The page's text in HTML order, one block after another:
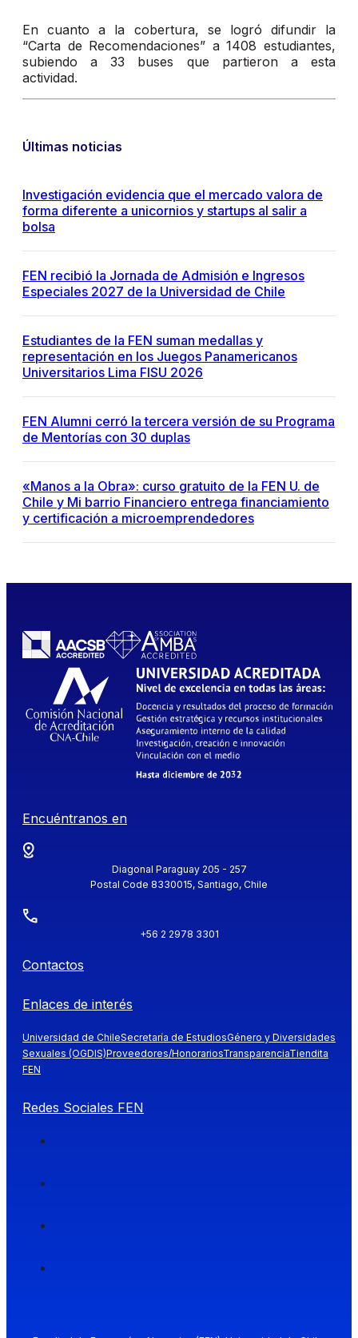
En cuanto a la cobertura, se logró difundir la
“Carta de Recomendaciones” a 1408 estudiantes,
subiendo a 33 buses que partieron a esta
actividad.
Últimas noticias
Investigación evidencia que el mercado valora de
forma diferente a unicornios y startups al salir a
bolsa
FEN recibió la Jornada de Admisión e Ingresos
Especiales 2027 de la Universidad de Chile
Estudiantes de la FEN suman medallas y
representación en los Juegos Panamericanos
Universitarios Lima FISU 2026
FEN Alumni cerró la tercera versión de su Programa
de Mentorías con 30 duplas
«Manos a la Obra»: curso gratuito de la FEN U. de
Chile y Mi barrio Financiero entrega financiamiento
y certificación a microemprendedores
Encuéntranos en
Diagonal Paraguay 205 - 257
Postal Code 8330015, Santiago, Chile
+56 2 2978 3301
Contactos
Enlaces de interés
Universidad de ChileSecretaría de EstudiosGénero y Diversidades
Sexuales (OGDIS)Proveedores/HonorariosTransparenciaTiendita
FEN
Redes Sociales FEN